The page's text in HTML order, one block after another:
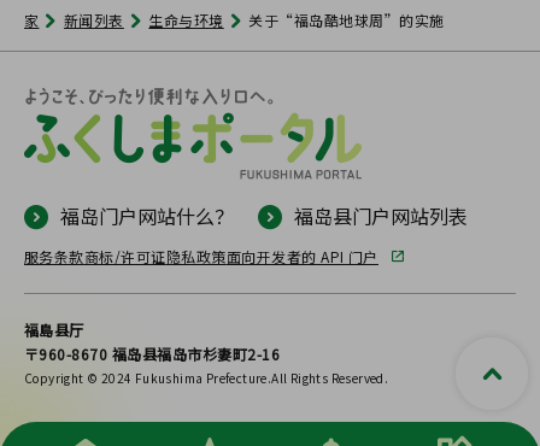
家 新闻列表 生命与环境 关于“福岛酷地球周”的实施
福岛门户网站什么？ 福岛县门户网站列表
服务条款商标/许可证隐私政策面向开发者的 API 门户
福島县厅
〒960-8670 福岛县福岛市杉妻町2-16
Copyright © 2024 Fukushima Prefecture.All Rights Reserved.